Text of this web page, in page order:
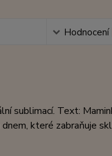
Hodnocení
sublimací. Text:
které zabraňuje